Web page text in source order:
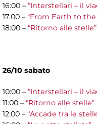
16:00 – “Interstellari – il
17:00 – “From Earth to
18:00 – “Ritorno alle stelle”
26/10 sabato
10:00 – “Interstellari – il
11:00 – “Ritorno alle stelle”
12:00 – “Accade tra le